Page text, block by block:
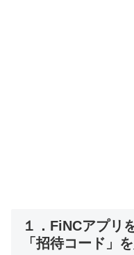
１．FiNCアプリ
「招待コード」